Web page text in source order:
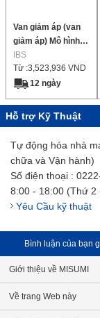
Van giảm áp (van
giảm áp) Mô hình
giải phóng khí áp
suất cao sê-ri RHA
IBS
Từ :3,523,936 VND
12 ngày
Hỗ trợ Kỹ Thuật
Tự động hóa nhà
chữa và Vận hành)
Số điện thoại :
8:00 - 18:00 (Thứ 2
Yêu Cầu kỹ thuật
Bình luận của bạn
Giới thiệu về MISUMI
Về trang Web này